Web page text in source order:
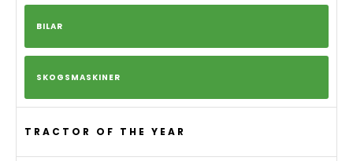
BILAR
SKOGSMASKINER
TRACTOR OF THE YEAR